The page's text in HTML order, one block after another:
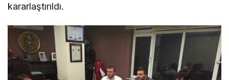
kararlaştırıldı.